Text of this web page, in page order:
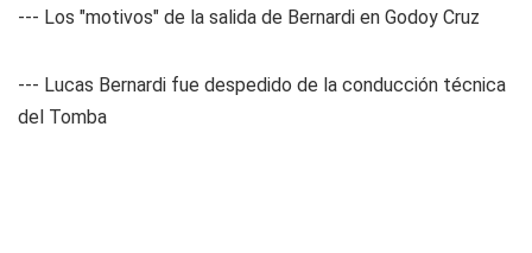
--- Los "motivos" de la salida de Bernardi en Godoy Cruz
--- Lucas Bernardi fue despedido de la conducción técnica
del Tomba